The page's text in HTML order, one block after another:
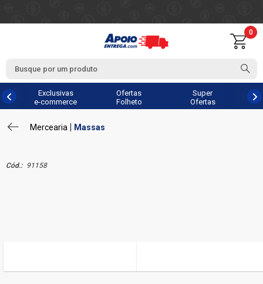
0
Exclusivas
e-commerce
Ofertas
Folheto
Super
Ofertas
Mercearia Massas
Cód.: 91158